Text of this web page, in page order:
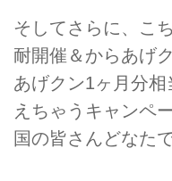
そしてさらに、こ
耐開催＆からあげ
あげクン1ヶ月分
えちゃうキャンペ
国の皆さんどなた